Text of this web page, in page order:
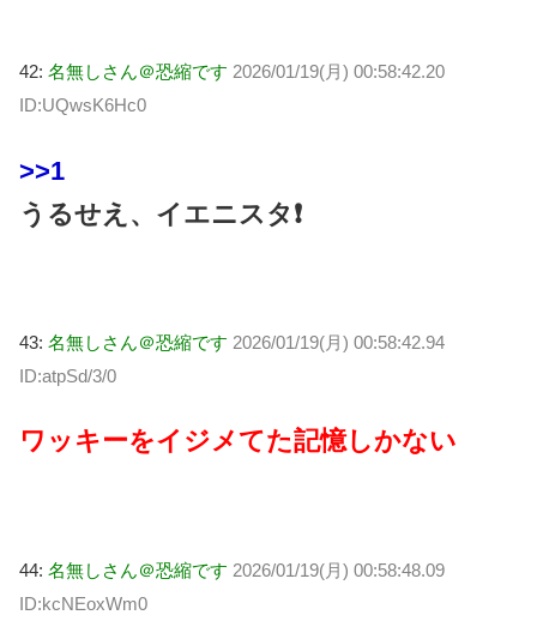
42: 名無しさん＠恐縮です 2026/01/19(月) 00:58:42.20
ID:UQwsK6Hc0
>>1
うるせえ、イエニスタ❗
43: 名無しさん＠恐縮です 2026/01/19(月) 00:58:42.94
ID:atpSd/3/0
ワッキーをイジメてた記憶しかない
44: 名無しさん＠恐縮です 2026/01/19(月) 00:58:48.09
ID:kcNEoxWm0